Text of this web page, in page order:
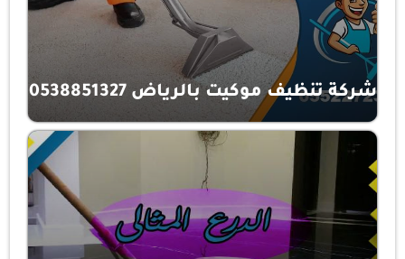
شركة تنظيف موكيت بالرياض 0538851327